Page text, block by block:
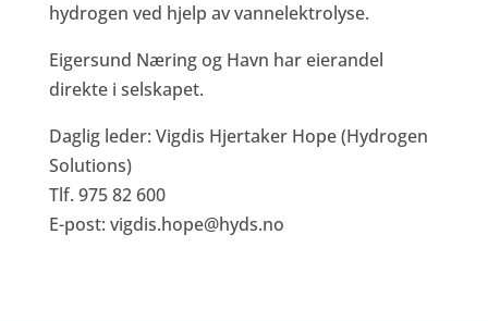
hydrogen ved hjelp av vannelektrolyse.
Eigersund Næring og Havn har eierandel
direkte i selskapet.
Daglig leder: Vigdis Hjertaker Hope (Hydrogen
Solutions)
Tlf. 975 82 600
E-post: vigdis.hope@hyds.no